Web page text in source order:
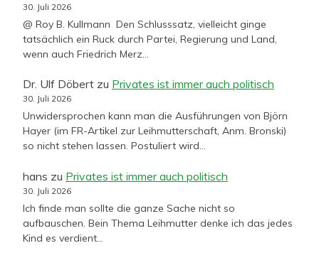
30. Juli 2026
@ Roy B. Kullmann Den Schlusssatz, vielleicht ginge
tatsächlich ein Ruck durch Partei, Regierung und Land,
wenn auch Friedrich Merz…
Dr. Ulf Döbert zu Privates ist immer auch politisch
30. Juli 2026
Unwidersprochen kann man die Ausführungen von Björn
Hayer (im FR-Artikel zur Leihmutterschaft, Anm. Bronski)
so nicht stehen lassen. Postuliert wird…
hans zu Privates ist immer auch politisch
30. Juli 2026
Ich finde man sollte die ganze Sache nicht so
aufbauschen. Bein Thema Leihmutter denke ich das jedes
Kind es verdient…